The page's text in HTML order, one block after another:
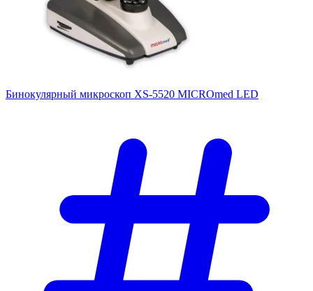
Бинокулярный микроскоп XS-5520 MICROmed LED